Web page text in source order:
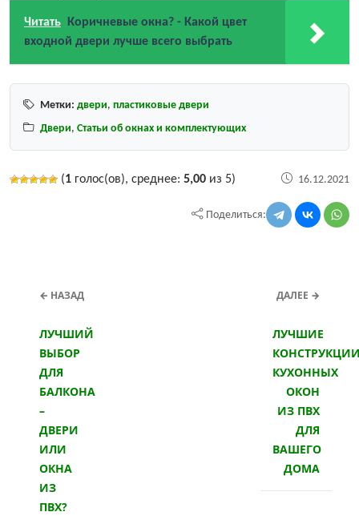
Читать
Коричневые окна? - Какой цвет
входной двери лучше всего выбрать
Метки: двери, пластиковые двери
Двери, Статьи об окнах и комплектующих
(1 голос(ов), среднее: 5,00 из 5) 16.12.2021
Поделиться:
← НАЗАД
ЛУЧШИЙ
ВЫБОР
ДЛЯ
БАЛКОНА
–
ДВЕРИ
ИЛИ
ОКНА
ИЗ
ПВХ?
ДАЛЕЕ →
ЛУЧШИЕ
КУХОННЫХ
ОКОН
ИЗ ПВХ
ДЛЯ
ВАШЕГО
ДОМА